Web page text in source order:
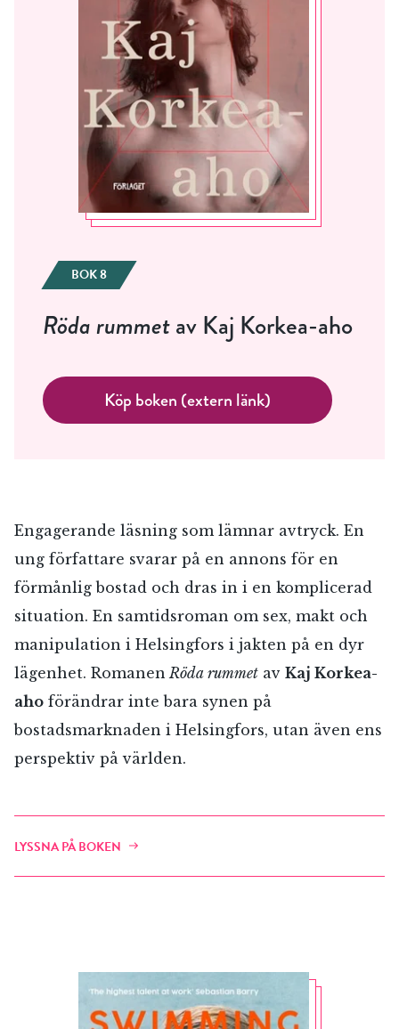
BOK 8
Röda rummetav Kaj Korkea-aho
Köp boken (extern länk)
Engagerande läsning som lämnar avtryck. En
ung författare svarar på en annons för en
förmånlig bostad och dras in i en komplicerad
situation. En samtidsroman om sex, makt och
manipulation i Helsingfors i jakten på en dyr
lägenhet. Romanen Röda rummet av Kaj Korkea-
aho förändrar inte bara synen på
bostadsmarknaden i Helsingfors, utan även ens
perspektiv på världen.
LYSSNA PÅ BOKEN